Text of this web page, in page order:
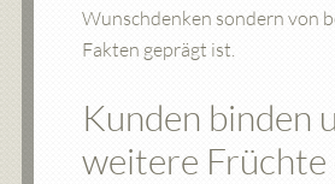
Wunschdenken sondern von
Fakten geprägt ist.
Kunden binden
weitere